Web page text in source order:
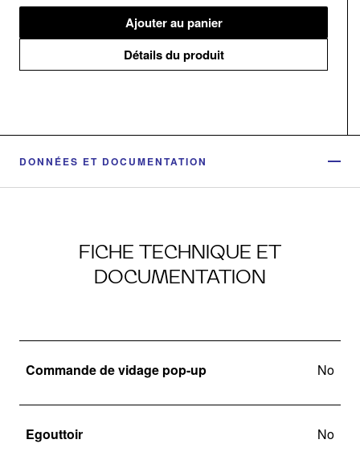
Ajouter au panier
Détails du produit
DONNÉES ET DOCUMENTATION
FICHE TECHNIQUE ET
DOCUMENTATION
Commande de vidage pop-up No
Egouttoir No